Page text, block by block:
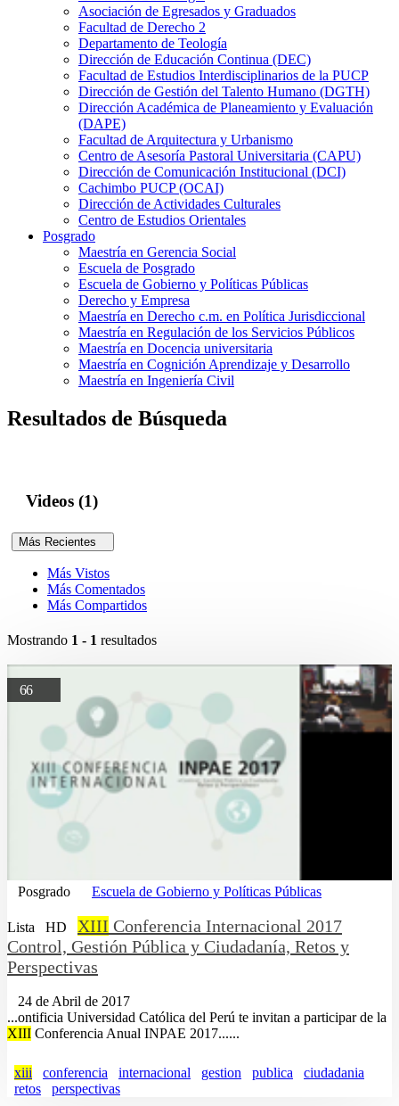
Asociación de Egresados y Graduados
Facultad de Derecho 2
Departamento de Teología
Dirección de Educación Continua (DEC)
Facultad de Estudios Interdisciplinarios de la PUCP
Dirección de Gestión del Talento Humano (DGTH)
Dirección Académica de Planeamiento y Evaluación
(DAPE)
Facultad de Arquitectura y Urbanismo
Centro de Asesoría Pastoral Universitaria (CAPU)
Dirección de Comunicación Institucional (DCI)
Cachimbo PUCP (OCAI)
Dirección de Actividades Culturales
Centro de Estudios Orientales
Posgrado
Maestría en Gerencia Social
Escuela de Posgrado
Escuela de Gobierno y Políticas Públicas
Derecho y Empresa
Maestría en Derecho c.m. en Política Jurisdiccional
Maestría en Regulación de los Servicios Públicos
Maestría en Docencia universitaria
Maestría en Cognición Aprendizaje y Desarrollo
Maestría en Ingeniería Civil
Resultados de Búsqueda
Videos (1)
Más Recientes
Más Vistos
Más Comentados
Más Compartidos
Mostrando 1 - 1 resultados
66
Posgrado Escuela de Gobierno y Políticas Públicas
Lista HD XIII Conferencia Internacional 2017
Control, Gestión Pública y Ciudadanía, Retos y
Perspectivas
24 de Abril de 2017
...ontificia Universidad Católica del Perú te invitan a participar de la
XIII Conferencia Anual INPAE 2017......
xiii conferencia internacional gestion publica
ciudadania
retos
perspectivas